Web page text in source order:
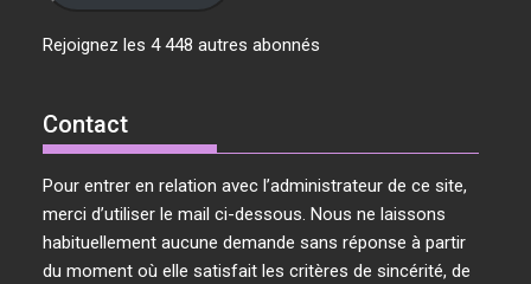
Rejoignez les 4 448 autres abonnés
Contact
Pour entrer en relation avec l’administrateur de ce site,
merci d’utiliser le mail ci-dessous. Nous ne laissons
habituellement aucune demande sans réponse à partir
du moment où elle satisfait les critères de sincérité, de